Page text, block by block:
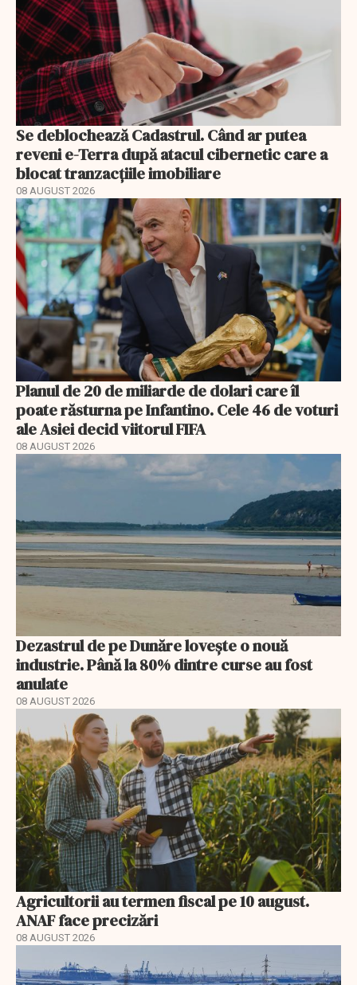
Se deblochează Cadastrul. Când ar putea
reveni e-Terra după atacul cibernetic care a
blocat tranzacțiile imobiliare
08 AUGUST 2026
Planul de 20 de miliarde de dolari care îl
poate răsturna pe Infantino. Cele 46 de voturi
ale Asiei decid viitorul FIFA
08 AUGUST 2026
Dezastrul de pe Dunăre lovește o nouă
industrie. Până la 80% dintre curse au fost
anulate
08 AUGUST 2026
Agricultorii au termen fiscal pe 10 august.
ANAF face precizări
08 AUGUST 2026